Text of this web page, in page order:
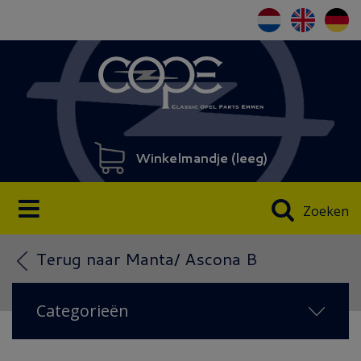
Winkelmandje (leeg)
Zoeken
Terug naar Manta/ Ascona B
Categorieën
NIEUW IN 2026(38)